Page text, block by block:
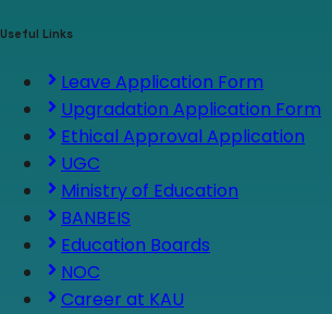
Useful Links
Leave Application Form
Upgradation Application Form
Ethical Approval Application
UGC
Ministry of Education
BANBEIS
Education Boards
NOC
Career at KAU